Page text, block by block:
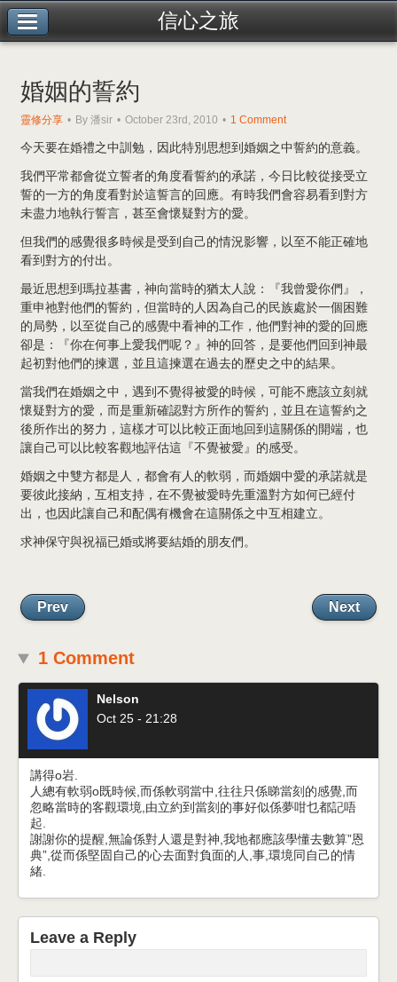
信心之旅
婚姻的誓約
靈修分享 By 潘sir October 23rd, 2010 1 Comment
今天要在婚禮之中訓勉，因此特別思想到婚姻之中誓約的意義。
我們平常都會從立誓者的角度看誓約的承諾，今日比較從接受立
誓的一方的角度看對於這誓言的回應。有時我們會容易看到對方
未盡力地執行誓言，甚至會懷疑對方的愛。
但我們的感覺很多時候是受到自己的情況影響，以至不能正確地
看到對方的付出。
最近思想到瑪拉基書，神向當時的猶太人說：『我曾愛你們』，
重申祂對他們的誓約，但當時的人因為自己的民族處於一個困難
的局勢，以至從自己的感覺中看神的工作，他們對神的愛的回應
卻是：『你在何事上愛我們呢？』神的回答，是要他們回到神最
起初對他們的揀選，並且這揀選在過去的歷史之中的結果。
當我們在婚姻之中，遇到不覺得被愛的時候，可能不應該立刻就
懷疑對方的愛，而是重新確認對方所作的誓約，並且在這誓約之
後所作出的努力，這樣才可以比較正面地回到這關係的開端，也
讓自己可以比較客觀地評估這『不覺被愛』的感受。
婚姻之中雙方都是人，都會有人的軟弱，而婚姻中愛的承諾就是
要彼此接納，互相支持，在不覺被愛時先重溫對方如何已經付
出，也因此讓自己和配偶有機會在這關係之中互相建立。
求神保守與祝福已婚或將要結婚的朋友們。
Prev Next
1 Comment
Nelson
Oct 25 - 21:28
講得o岩.
人總有軟弱o既時候,而係軟弱當中,往往只係睇當刻的感覺,而
忽略當時的客觀環境,由立約到當刻的事好似係夢咁乜都記唔
起.
謝謝你的提醒,無論係對人還是對神,我地都應該學懂去數算”恩
典”,從而係堅固自己的心去面對負面的人,事,環境同自己的情
緒.
Leave a Reply